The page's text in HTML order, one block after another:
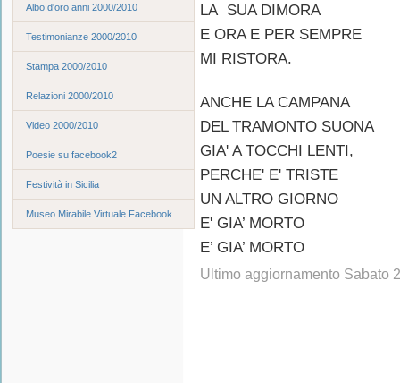
Albo d'oro anni 2000/2010
Testimonianze 2000/2010
Stampa 2000/2010
Relazioni 2000/2010
Video 2000/2010
Poesie su facebook2
Festività in Sicilia
Museo Mirabile Virtuale Facebook
LA SUA DIMORA
E ORA E PER SEMPRE
MI RISTORA.
ANCHE LA CAMPANA
DEL TRAMONTO SUONA
GIA' A TOCCHI LENTI,
PERCHE' E' TRISTE
UN ALTRO GIORNO
E' GIA’ MORTO
E’ GIA’ MORTO
Ultimo aggiornamento Sabato